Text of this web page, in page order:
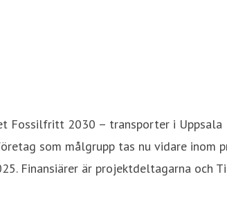
Fossilfritt 2030 – transporter i Uppsala
som målgrupp tas nu vidare
Finansiärer är projektdeltagarna och